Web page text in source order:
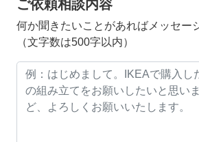
ご依頼相談内容
何か聞きたいことがあればメッセー
（文字数は500字以内）